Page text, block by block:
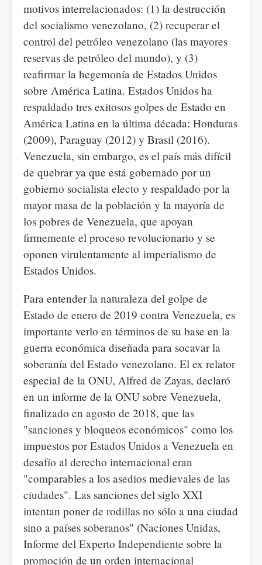
motivos interrelacionados: (1) la destrucción
del socialismo venezolano, (2) recuperar el
control del petróleo venezolano (las mayores
reservas de petróleo del mundo), y (3)
reafirmar la hegemonía de Estados Unidos
sobre América Latina. Estados Unidos ha
respaldado tres exitosos golpes de Estado en
América Latina en la última década: Honduras
(2009), Paraguay (2012) y Brasil (2016).
Venezuela, sin embargo, es el país más difícil
de quebrar ya que está gobernado por un
gobierno socialista electo y respaldado por la
mayor masa de la población y la mayoría de
los pobres de Venezuela, que apoyan
firmemente el proceso revolucionario y se
oponen virulentamente al imperialismo de
Estados Unidos.
Para entender la naturaleza del golpe de
Estado de enero de 2019 contra Venezuela, es
importante verlo en términos de su base en la
guerra económica diseñada para socavar la
soberanía del Estado venezolano. El ex relator
especial de la ONU, Alfred de Zayas, declaró
en un informe de la ONU sobre Venezuela,
finalizado en agosto de 2018, que las
"sanciones y bloqueos económicos" como los
impuestos por Estados Unidos a Venezuela en
desafío al derecho internacional eran
"comparables a los asedios medievales de las
ciudades". Las sanciones del siglo XXI
intentan poner de rodillas no sólo a una ciudad
sino a países soberanos" (Naciones Unidas,
Informe del Experto Independiente sobre la
promoción de un orden internacional